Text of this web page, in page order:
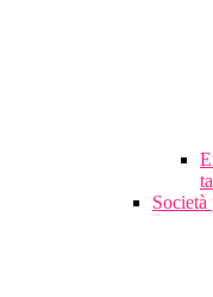
Società